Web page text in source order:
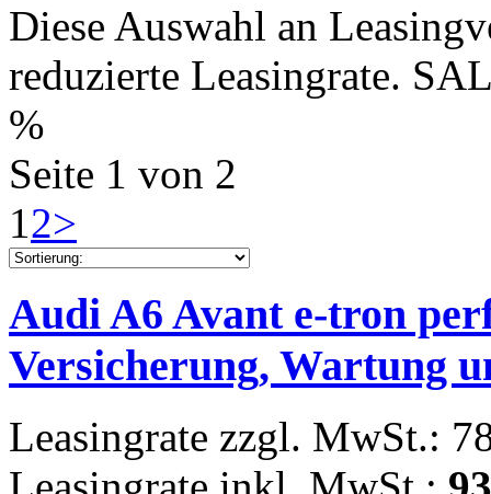
Diese Auswahl an
reduzierte Leasingrate.
%
Seite 1 von 2
12>
Audi A6 Avant e-tron
Versicherung, Wartung
Leasingrate zzgl. MwSt.: